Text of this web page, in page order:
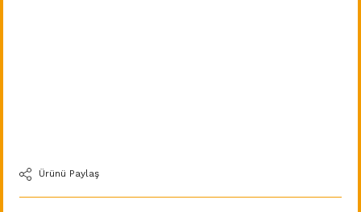
Ürünü Paylaş